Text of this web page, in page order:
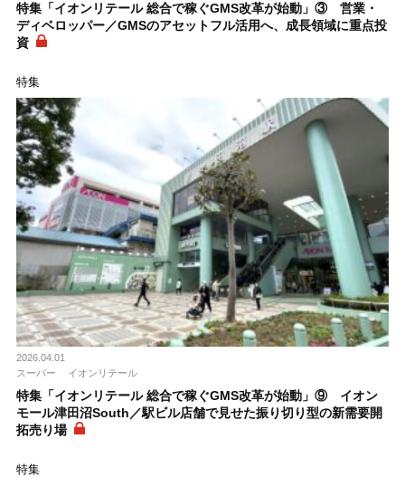
特集「イオンリテール 総合で稼ぐGMS改革が始動」③ 営業・
ディベロッパー／GMSのアセットフル活用へ、成長領域に重点投
資
特集
2026.04.01
スーパー
イオンリテール
特集「イオンリテール 総合で稼ぐGMS改革が始動」⑨ イオン
モール津田沼South／駅ビル店舗で見せた振り切り型の新需要開
拓売り場
特集